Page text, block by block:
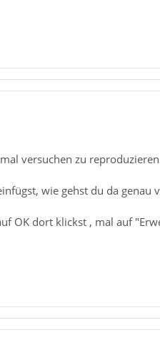
versuchen zu
wie gehst du da genau
OK dort klickst , mal auf